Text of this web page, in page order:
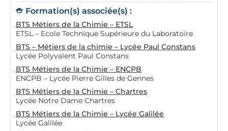
Formation(s) associée(s) :
BTS Métiers de la Chimie – ETSL
ETSL – Ecole Technique Supérieure du Laboratoire
BTS – Métiers de la chimie – Lycée Paul Constans
Lycée Polyvalent Paul Constans
BTS Métiers de la Chimie – ENCPB
ENCPB – Lycée Pierre Gilles de Gennes
BTS Métiers de la Chimie – Chartres
Lycée Notre Dame Chartres
BTS Métiers de la Chimie – Lycée Galilée
Lycée Galilée